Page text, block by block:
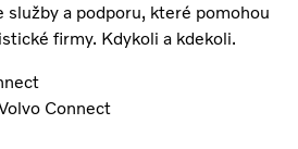
služby a podporu, které pomohou
firmy. Kdykoli a kdekoli.
Connect